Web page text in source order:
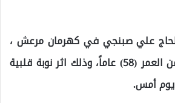
علي صبنجي في كهرمان مرعش ،
عارف كوشكر البالغ من العمر (58) عاماً، وذلك اثر نوبة قلبية
يوم أمس.